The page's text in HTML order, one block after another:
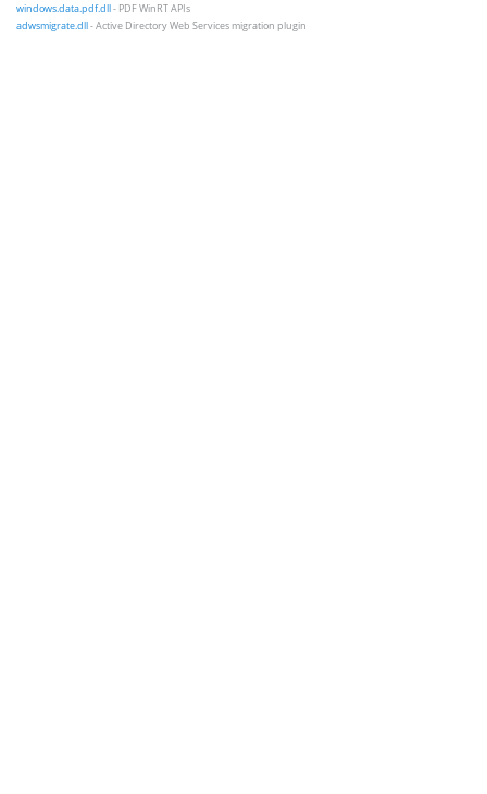
windows.data.pdf.dll- PDF WinRT APIs
adwsmigrate.dll- Active Directory Web Services migration plugin